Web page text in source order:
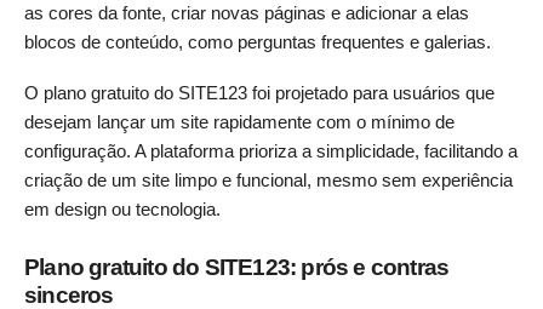
as cores da fonte, criar novas páginas e adicionar a elas
blocos de conteúdo, como perguntas frequentes e galerias.
O plano gratuito do SITE123 foi projetado para usuários que
desejam lançar um site rapidamente com o mínimo de
configuração. A plataforma prioriza a simplicidade, facilitando a
criação de um site limpo e funcional, mesmo sem experiência
em design ou tecnologia.
Plano gratuito do SITE123: prós e contras
sinceros